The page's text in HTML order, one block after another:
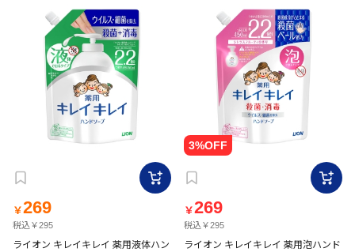
￥269
税込￥295
ライオン キレイキレイ 薬用液体ハン
￥269
税込￥295
ライオン キレイキレイ 薬用泡ハンド